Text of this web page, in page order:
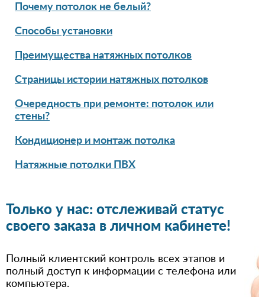
Почему потолок не белый?
Способы установки
Преимущества натяжных потолков
Страницы истории натяжных потолков
Очередность при ремонте: потолок или
стены?
Кондиционер и монтаж потолка
Натяжные потолки ПВХ
Только у нас: отслеживай статус
своего заказа в личном кабинете!
Полный клиентский контроль всех этапов и
полный доступ к информации с телефона или
компьютера.